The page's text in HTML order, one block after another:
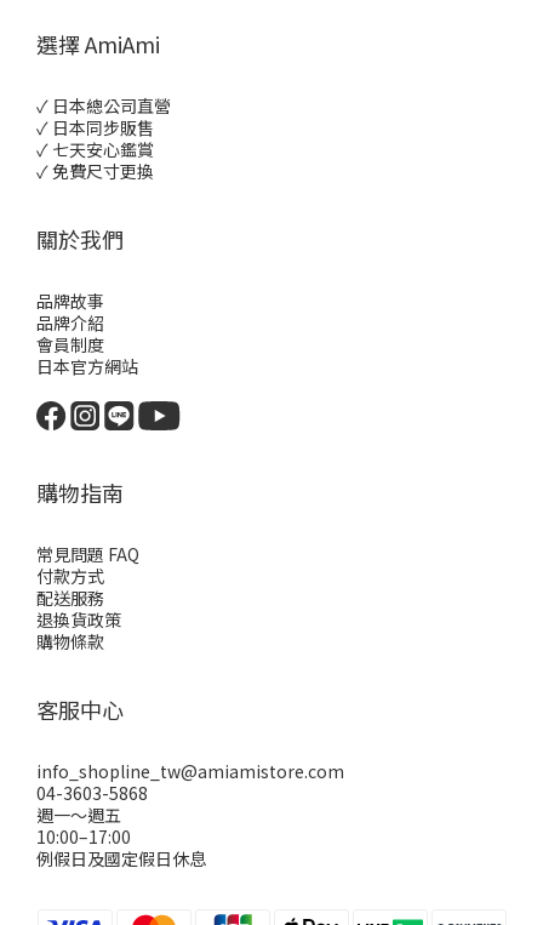
選擇 AmiAmi
✓ 日本總公司直營
✓ 日本同步販售
✓ 七天安心鑑賞
✓ 免費尺寸更換
關於我們
品牌故事
品牌介紹
會員制度
日本官方網站
購物指南
常見問題 FAQ
付款方式
配送服務
退換貨政策
購物條款
客服中心
info_shopline_tw@amiamistore.com
04-3603-5868
週一～週五
10:00–17:00
例假日及國定假日休息